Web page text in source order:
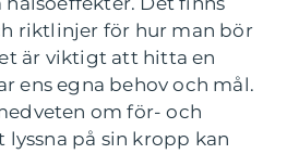
riktlinjer för hur man bör
är viktigt att hitta en
ens egna behov och mål.
om för- och
på sin kropp kan